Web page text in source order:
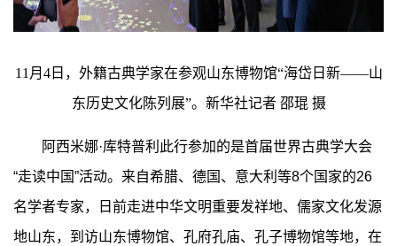
11月4日，外籍古典学家在参观山东博物馆“海岱日新——山
东历史文化陈列展”。新华社记者 邵琨 摄
阿西米娜·库特普利此行参加的是首届世界古典学大会
“走读中国”活动。来自希腊、德国、意大利等8个国家的26
名学者专家，日前走进中华文明重要发祥地、儒家文化发源
地山东，到访山东博物馆、孔府孔庙、孔子博物馆等地，在